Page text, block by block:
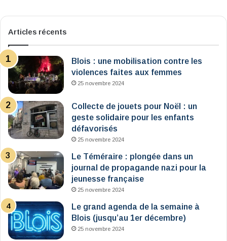
Articles récents
Blois : une mobilisation contre les
violences faites aux femmes
25 novembre 2024
Collecte de jouets pour Noël : un
geste solidaire pour les enfants
défavorisés
25 novembre 2024
Le Téméraire : plongée dans un
journal de propagande nazi pour la
jeunesse française
25 novembre 2024
Le grand agenda de la semaine à
Blois (jusqu’au 1er décembre)
25 novembre 2024